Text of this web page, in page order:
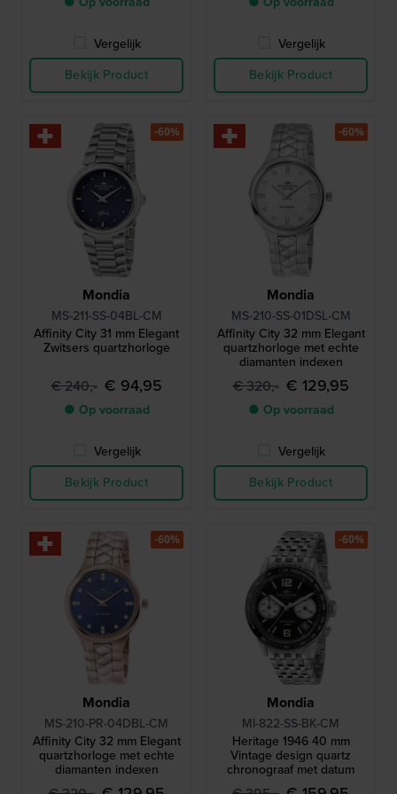
Vergelijk
Bekijk Product
Vergelijk
Bekijk Product
Mondia
MS-211-SS-04BL-CM
Affinity City 31 mm Elegant
Zwitsers quartzhorloge
€ 240,- € 94,95
● Op voorraad
Vergelijk
Bekijk Product
-60%
Mondia
MS-210-SS-01DSL-CM
Affinity City 32 mm Elegant
quartzhorloge met echte
diamanten indexen
€ 320,- € 129,95
● Op voorraad
Vergelijk
Bekijk Product
-60%
Mondia
MS-210-PR-04DBL-CM
Affinity City 32 mm Elegant
quartzhorloge met echte
diamanten indexen
-60%
Mondia
MI-822-SS-BK-CM
Heritage 1946 40 mm
Vintage design quartz
chronograaf met datum
-60%